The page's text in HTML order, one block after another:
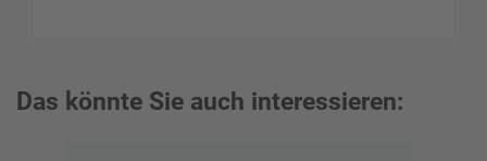
Das könnte Sie auch interessieren: